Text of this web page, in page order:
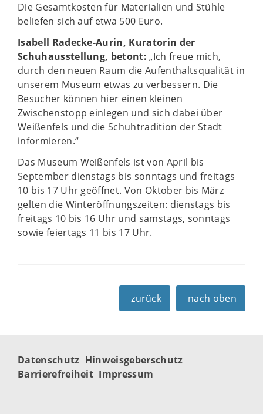
Die Gesamtkosten für Materialien und Stühle
beliefen sich auf etwa 500 Euro.
Isabell Radecke-Aurin, Kuratorin der
Schuhausstellung, betont: „Ich freue mich,
durch den neuen Raum die Aufenthaltsqualität in
unserem Museum etwas zu verbessern. Die
Besucher können hier einen kleinen
Zwischenstopp einlegen und sich dabei über
Weißenfels und die Schuhtradition der Stadt
informieren.“
Das Museum Weißenfels ist von April bis
September dienstags bis sonntags und freitags
10 bis 17 Uhr geöffnet. Von Oktober bis März
gelten die Winteröffnungszeiten: dienstags bis
freitags 10 bis 16 Uhr und samstags, sonntags
sowie feiertags 11 bis 17 Uhr.
zurück nach oben
Datenschutz Hinweisgeberschutz
Barrierefreiheit Impressum